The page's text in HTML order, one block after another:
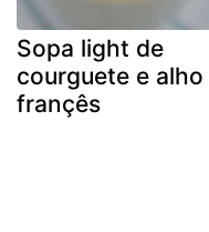
Sopa light de
courguete e alho
françês